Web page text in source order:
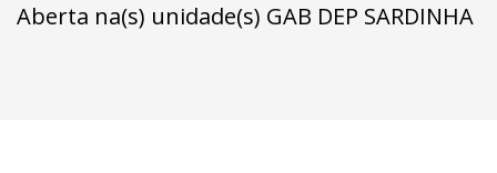
Aberta na(s) unidade(s) GAB DEP SARDINHA